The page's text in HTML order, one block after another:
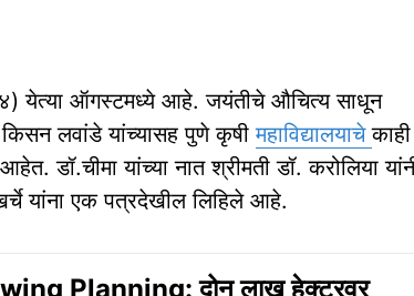
येत्या ऑगस्टमध्ये आहे. जयंतीचे औचित्य साधून
लवांडे यांच्यासह पुणे कृषीमहाविद्यालयाचेकाही
डॉ.चीमा यांच्या नात श्रीमती डॉ. करोलिया
यांना एक पत्रदेखील लिहिले आहे.
Planning: दोन लाख हेक्टरवर